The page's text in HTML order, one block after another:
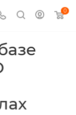
0